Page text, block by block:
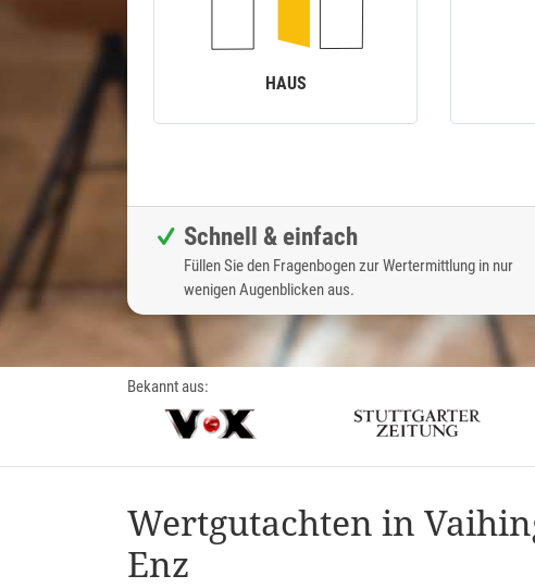
HAUS
Schnell & einfach
Füllen Sie den Fragenbogen zur Wertermittlung in nur
wenigen Augenblicken aus.
Bekannt aus:
Wertgutachten in
Enz